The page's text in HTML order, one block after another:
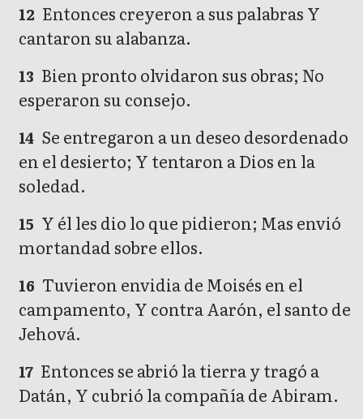
12 Entonces creyeron a sus palabras Y
cantaron su alabanza.
13 Bien pronto olvidaron sus obras; No
esperaron su consejo.
14 Se entregaron a un deseo desordenado
en el desierto; Y tentaron a Dios en la
soledad.
15 Y él les dio lo que pidieron; Mas envió
mortandad sobre ellos.
16 Tuvieron envidia de Moisés en el
campamento, Y contra Aarón, el santo de
Jehová.
17 Entonces se abrió la tierra y tragó a
Datán, Y cubrió la compañía de Abiram.